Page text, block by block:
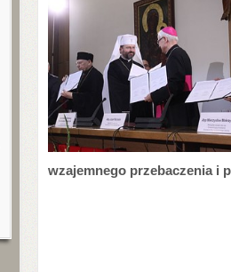
wzajemnego przebaczenia i